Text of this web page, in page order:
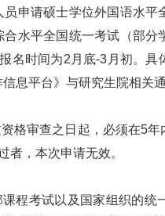
申请硕士学位外国语水
合水平全国统一考试（部
名时间为2月底-3月初。
息平台》与研究生院相关通
审查之日起，必须在5年
者，本次申请无效。
考试以及国家组织的统